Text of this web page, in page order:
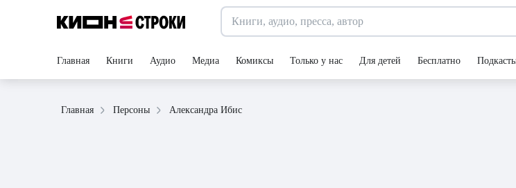
Главная Книги Аудио Медиа Комиксы Только у нас Для детей Бесплатно
Главная Персоны Александра Ибис